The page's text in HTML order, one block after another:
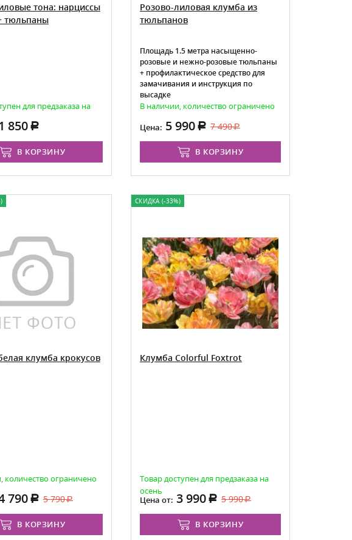
тона: нарциссы
тюльпаны
для предзаказа на
850
В КОРЗИНУ
Розово-лиловая клумба из
тюльпанов
Площадь 1.5 метра насыщенно-
розовые и нежно-розовые тюльпаны
+ профилактическое средство для
замачивания и инструкция по
высадке
В наличии, количество ограничено
Цена: 5 990 7 490
В КОРЗИНУ
клумба крокусов
количество ограничено
790 5 790
В КОРЗИНУ
СКИДКА (-33%)
Клумба Colorful Foxtrot
Товар доступен для предзаказа на
осень
Цена от: 3 990 5 990
В КОРЗИНУ